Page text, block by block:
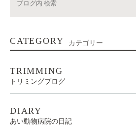
CATEGORY カテゴリー
TRIMMING
トリミングブログ
DIARY
あい動物病院の日記